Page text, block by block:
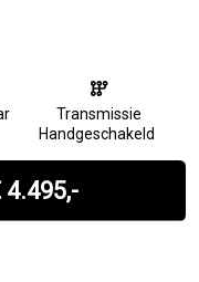
Transmissie
Handgeschakeld
4.495,-